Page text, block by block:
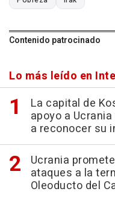
Contenido patrocinado
Lo más leído en
La capital de
apoyo a
a reconocer su
Ucrania
ataques a la
Oleoducto del